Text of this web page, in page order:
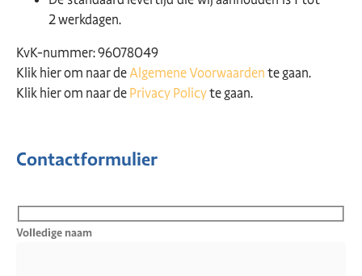
2 werkdagen.
KvK-nummer: 96078049
Klik hier om naar deAlgemene Voorwaardente gaan.
Klik hier om naar dePrivacy Policyte gaan.
Contactformulier
Volledige naam